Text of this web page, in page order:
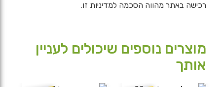
רכישה באתר מהווה הסכמה למדיניות זו.
מוצרים נוספים שיכולים לעניין
אותך